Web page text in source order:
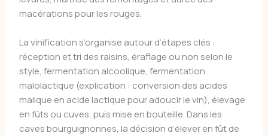
macérations pour les rouges.
La vinification s’organise autour d’étapes clés :
réception et tri des raisins, éraflage ou non selon le
style, fermentation alcoolique, fermentation
malolactique (explication : conversion des acides
malique en acide lactique pour adoucir le vin), élevage
en fûts ou cuves, puis mise en bouteille. Dans les
caves bourguignonnes, la décision d’élever en fût de